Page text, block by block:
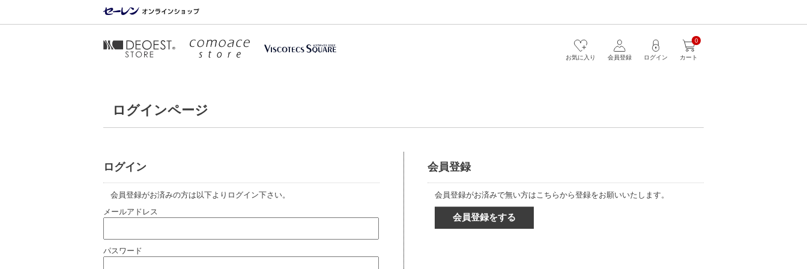
カート
0
ログイン
会員登録
お気に入り
ログインページ
ログイン
会員登録がお済みの方は以下よりログイン下さい。
メールアドレス
パスワード
会員登録
会員登録がお済みで無い方はこちらから登録をお願いいたします。
会員登録をする